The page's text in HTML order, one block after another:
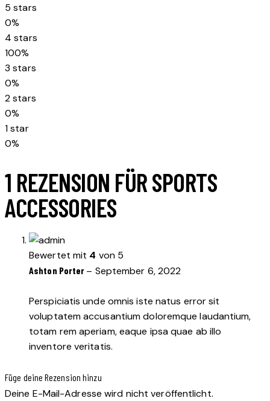
5 stars
0%
4 stars
100%
3 stars
0%
2 stars
0%
1 star
0%
1 REZENSION FÜRSPORTS
ACCESSORIES
Bewertet mit 4 von 5
Ashton Porter – September 6, 2022
Perspiciatis unde omnis iste natus error sit
voluptatem accusantium doloremque laudantium,
totam rem aperiam, eaque ipsa quae ab illo
inventore veritatis.
Füge deine Rezension hinzu
Deine E-Mail-Adresse wird nicht veröffentlicht.